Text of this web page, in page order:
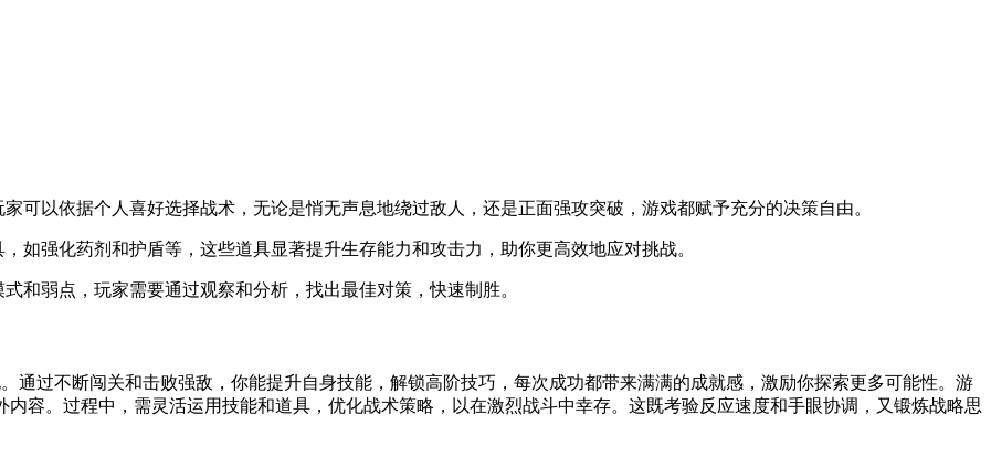
可以依据个人喜好选择战术，无论是悄无声息地绕过敌人，还是正面强攻突破，游戏都赋予充分的决策自由。
如强化药剂和护盾等，这些道具显著提升生存能力和攻击力，助你更高效地应对挑战。
和弱点，玩家需要通过观察和分析，找出最佳对策，快速制胜。
通过不断闯关和击败强敌，你能提升自身技能，解锁高阶技巧，每次成功都带来满满的成就感，激励你探索更多可能性。游
容。过程中，需灵活运用技能和道具，优化战术策略，以在激烈战斗中幸存。这既考验反应速度和手眼协调，又锻炼战略思